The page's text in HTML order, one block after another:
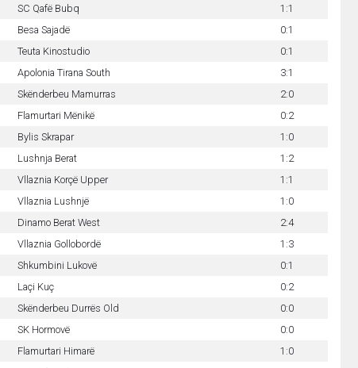
SC Qafë Bubq
1:1
Besa Sajadë
0:1
Teuta Kinostudio
0:1
Apolonia Tirana South
3:1
Skënderbeu Mamurras
2:0
Flamurtari Mënikë
0:2
Bylis Skrapar
1:0
Lushnja Berat
1:2
Vllaznia Korçë Upper
1:1
Vllaznia Lushnjë
1:0
Dinamo Berat West
2:4
Vllaznia Gollobordë
1:3
Shkumbini Lukovë
0:1
Laçi Kuç
0:2
Skënderbeu Durrës Old
0:0
SK Hormovë
0:0
Flamurtari Himarë
1:0